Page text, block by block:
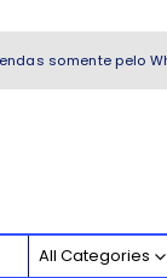
somente pelo
All Categories